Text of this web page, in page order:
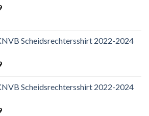
Scheidsrechtersshirt 2022-2024
Scheidsrechtersshirt 2022-2024